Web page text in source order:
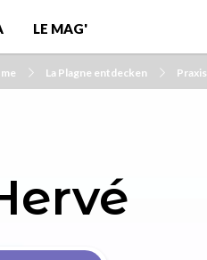
LE MAG'
La Plagne entdecken Praxis